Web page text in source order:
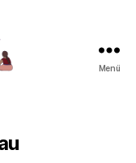
Menü